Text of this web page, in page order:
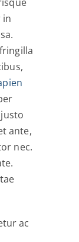
in
ante,
nec.
ac